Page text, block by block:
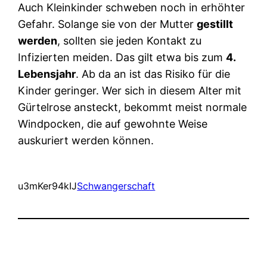
Auch Kleinkinder schweben noch in erhöhter
Gefahr. Solange sie von der Muttergestillt
werden, sollten sie jeden Kontakt zu
Infizierten meiden. Das gilt etwa bis zum4.
Lebensjahr. Ab da an ist das Risiko für die
Kinder geringer. Wer sich in diesem Alter mit
Gürtelrose ansteckt, bekommt meist normale
Windpocken, die auf gewohnte Weise
auskuriert werden können.
u3mKer94kIJSchwangerschaft